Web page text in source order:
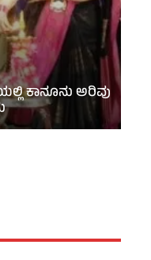
ಕಾನೂನು ಅರಿವು